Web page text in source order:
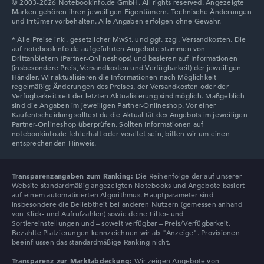
Auflösung
Entspiegeltes 17 Zoll Display mit einfacher Auflösung
von maximal 1600 x 900
Wie wir testen und bewerten
Wir helfen dir, technische Daten von Notebooks leichter
basierend auf über 23 Jahren Erfahrung in der Notebook-
Kaufberatung.
Die Gesamtnotesetzt sich aus drei Teilbewertungen
zusammen:
Leistung & Speicher (60%):Prozessor 40%,
Grafikkarte 30%, RAM 15%, Speicher 15%
© 2003-2026 Notebookinfo.de GmbH. All rights reserved. Angezeigte
Marken gehören ihren jeweiligen Eigentümern. Technische Änderungen
und Irrtümer vorbehalten. Alle Angaben erfolgen ohne Gewähr.
Transparenzangaben zum Ranking: Die Reihenfolge der auf unserer
Website standardmäßig angezeigten Notebooks und Angebote basiert
auf einem automatisierten Algorithmus. Hauptparameter sind
insbesondere die Beliebtheit bei anderen Nutzern (gemessen anhand
von Klick- und Aufrufzahlen) sowie deine Filter- und
Sortiereinstellungen und – soweit verfügbar – Preis/Verfügbarkeit.
Bezahlte Platzierungen kennzeichnen wir als "Anzeige". Provisionen
beeinflussen das standardmäßige Ranking nicht.
Transparenz zur Marktabdeckung: Wir zeigen Angebote von